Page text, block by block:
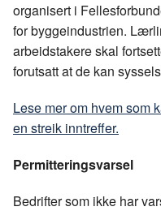
organisert i
for byggeindustrien.
arbeidstakere skal
forutsatt at de kan
Lese mer om hvem som
en streik inntreffer.
Permitteringsvarsel
Bedrifter som ikke har